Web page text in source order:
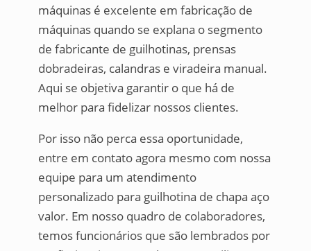
máquinas é excelente em fabricação de
máquinas quando se explana o segmento
de fabricante de guilhotinas, prensas
dobradeiras, calandras e viradeira manual.
Aqui se objetiva garantir o que há de
melhor para fidelizar nossos clientes.
Por isso não perca essa oportunidade,
entre em contato agora mesmo com nossa
equipe para um atendimento
personalizado para guilhotina de chapa aço
valor. Em nosso quadro de colaboradores,
temos funcionários que são lembrados por